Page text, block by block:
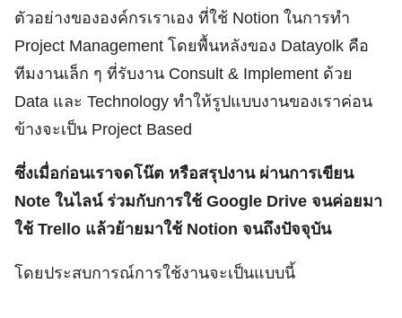
ตัวอย่างขององค์กรเราเอง ที่ใช้ Notion ในการทำ
Project Management โดยพื้นหลังของ Datayolk คือ
ทีมงานเล็ก ๆ ที่รับงาน Consult & Implement ด้วย
Data และ Technology ทำให้รูปแบบงานของเราค่อน
ข้างจะเป็น Project Based
ซึ่งเมื่อก่อนเราจดโน๊ต หรือสรุปงาน ผ่านการเขียน
Note ในไลน์ ร่วมกับการใช้ Google Drive จนค่อยมา
ใช้ Trello แล้วย้ายมาใช้ Notion จนถึงปัจจุบัน
โดยประสบการณ์การใช้งานจะเป็นแบบนี้